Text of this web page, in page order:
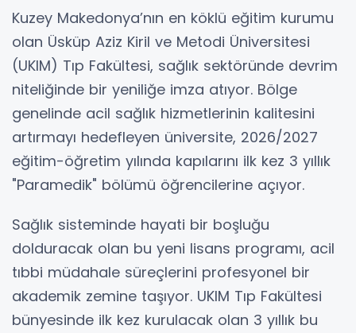
Kuzey Makedonya’nın en köklü eğitim kurumu
olan Üsküp Aziz Kiril ve Metodi Üniversitesi
(UKIM) Tıp Fakültesi, sağlık sektöründe devrim
niteliğinde bir yeniliğe imza atıyor. Bölge
genelinde acil sağlık hizmetlerinin kalitesini
artırmayı hedefleyen üniversite, 2026/2027
eğitim-öğretim yılında kapılarını ilk kez 3 yıllık
"Paramedik" bölümü öğrencilerine açıyor.
Sağlık sisteminde hayati bir boşluğu
dolduracak olan bu yeni lisans programı, acil
tıbbi müdahale süreçlerini profesyonel bir
akademik zemine taşıyor. UKIM Tıp Fakültesi
bünyesinde ilk kez kurulacak olan 3 yıllık bu